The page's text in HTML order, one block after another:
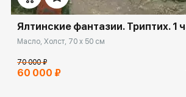
Ялтинские фантазии. Триптих. 1
Масло, Холст, 70 x 50 см
70 000 ₽
60 000 ₽